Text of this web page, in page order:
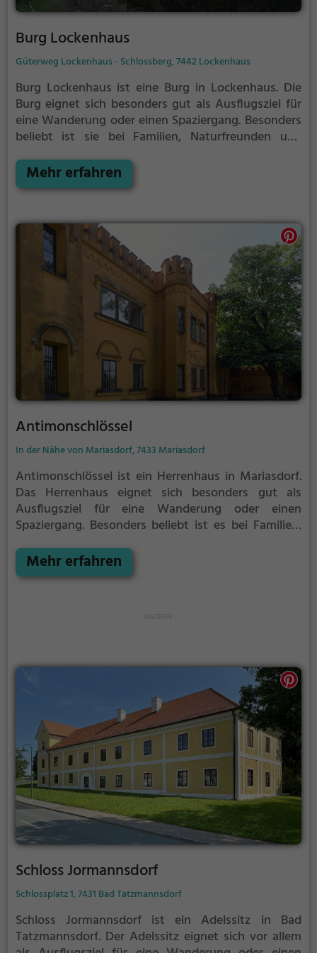
Burg Lockenhaus
Güterweg Lockenhaus - Schlossberg, 7442 Lockenhaus
Burg Lockenhaus ist eine Burg in Lockenhaus. Die
Burg eignet sich besonders gut als Ausflugsziel für
eine Wanderung oder einen Spaziergang. Besonders
beliebt ist sie bei Familien, Naturfreunden und
Aspekte aus längst vergangenen Zeiten und bietet
einen kleinen Einblick in die Geschichte.
Mehr erfahren
Antimonschlössel
In der Nähe von Mariasdorf, 7433 Mariasdorf
Antimonschlössel ist ein Herrenhaus in Mariasdorf.
Das Herrenhaus eignet sich besonders gut als
Ausflugsziel für eine Wanderung oder einen
Spaziergang. Besonders beliebt ist es bei Familien,
offenbart historische Aspekte aus längst
vergangenen Zeiten und bietet einen kleinen
Mehr erfahren
Schloss Jormannsdorf
Schlossplatz 1, 7431 Bad Tatzmannsdorf
Schloss Jormannsdorf ist ein Adelssitz in Bad
Tatzmannsdorf. Der Adelssitz eignet sich vor allem